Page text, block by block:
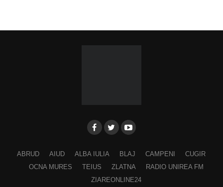
ABRUD AIUD ALBA IULIA BLAJ CAMPENI
CUGIR
OCNA MURES
TEIUS ZLATNA
RADIO UNIREA FM
ZIAREONLINE24